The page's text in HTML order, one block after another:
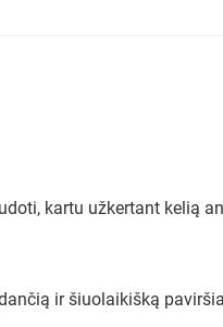
kartu užkertant kelią
ir šiuolaikišką